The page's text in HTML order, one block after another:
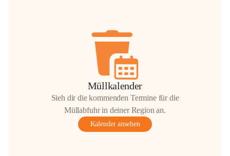
Müllkalender
Sieh dir die kommenden Termine für die
Müllabfuhr in deiner Region an.
Kalender ansehen